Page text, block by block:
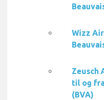
Wizz
Zeusch
til og
(BVA)